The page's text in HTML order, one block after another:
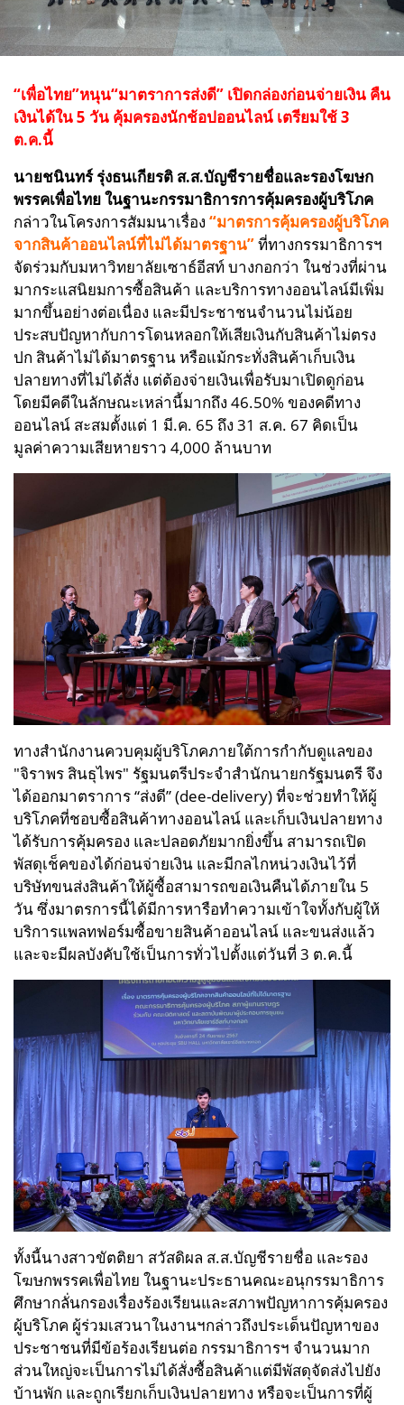
“เพื่อไทย”หนุน“มาตราการส่งดี” เปิดกล่องก่อนจ่ายเงิน คืน
เงินได้ใน 5 วัน คุ้มครองนักช้อปออนไลน์ เตรียมใช้ 3
ต.ค.นี้
นายชนินทร์ รุ่งธนเกียรติ ส.ส.บัญชีรายชื่อและรองโฆษก
พรรคเพื่อไทยในฐานะกรรมาธิการการคุ้มครองผู้บริโภค
กล่าวในโครงการสัมมนาเรื่อง “มาตรการคุ้มครองผู้บริโภค
จากสินค้าออนไลน์ที่ไม่ได้มาตรฐาน”ที่ทางกรรมาธิการฯ
จัดร่วมกับมหาวิทยาลัยเซาธ์อีสท์ บางกอกว่า ในช่วงที่ผ่าน
มากระแสนิยมการซื้อสินค้า และบริการทางออนไลน์มีเพิ่ม
มากขึ้นอย่างต่อเนื่อง และมีประชาชนจำนวนไม่น้อย
ประสบปัญหากับการโดนหลอกให้เสียเงินกับสินค้าไม่ตรง
ปก สินค้าไม่ได้มาตรฐาน หรือแม้กระทั่งสินค้าเก็บเงิน
ปลายทางที่ไม่ได้สั่ง แต่ต้องจ่ายเงินเพื่อรับมาเปิดดูก่อน
โดยมีคดีในลักษณะเหล่านี้มากถึง 46.50% ของคดีทาง
ออนไลน์ สะสมตั้งแต่ 1 มี.ค. 65 ถึง 31 ส.ค. 67 คิดเป็น
มูลค่าความเสียหายราว 4,000 ล้านบาท
ทางสำนักงานควบคุมผู้บริโภคภายใต้การกำกับดูแลของ
"จิราพร สินธุไพร" รัฐมนตรีประจำสำนักนายกรัฐมนตรี จึง
ได้ออกมาตราการ “ส่งดี” (dee-delivery) ที่จะช่วยทำให้ผู้
บริโภคที่ชอบซื้อสินค้าทางออนไลน์ และเก็บเงินปลายทาง
ได้รับการคุ้มครอง และปลอดภัยมากยิ่งขึ้น สามารถเปิด
พัสดุเช็คของได้ก่อนจ่ายเงิน และมีกลไกหน่วงเงินไว้ที่
บริษัทขนส่งสินค้าให้ผู้ซื้อสามารถขอเงินคืนได้ภายใน 5
วัน ซึ่งมาตรการนี้ได้มีการหารือทำความเข้าใจทั้งกับผู้ให้
บริการแพลทฟอร์มซื้อขายสินค้าออนไลน์ และขนส่งแล้ว
และจะมีผลบังคับใช้เป็นการทั่วไปตั้งแต่วันที่ 3 ต.ค.นี้
ทั้งนี้นางสาวขัตติยา สวัสดิผล ส.ส.บัญชีรายชื่อ และรอง
โฆษกพรรคเพื่อไทย ในฐานะประธานคณะอนุกรรมาธิการ
ศึกษากลั่นกรองเรื่องร้องเรียนและสภาพปัญหาการคุ้มครอง
ผู้บริโภค ผู้ร่วมเสวนาในงานฯกล่าวถึงประเด็นปัญหาของ
ประชาชนที่มีข้อร้องเรียนต่อ กรรมาธิการฯ จำนวนมาก
ส่วนใหญ่จะเป็นการไม่ได้สั่งซื้อสินค้าแต่มีพัสดุจัดส่งไปยัง
บ้านพัก และถูกเรียกเก็บเงินปลายทาง หรือจะเป็นการที่ผู้